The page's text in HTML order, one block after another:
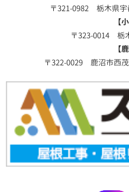
〒321-0982 栃木県宇
【
〒323-0014 栃
【
〒322-0029 鹿沼市西